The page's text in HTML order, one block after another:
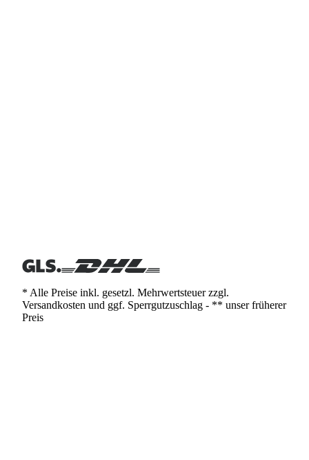
* Alle Preise inkl. gesetzl. Mehrwertsteuer zzgl.
Versandkosten und ggf. Sperrgutzuschlag - ** unser früherer
Preis